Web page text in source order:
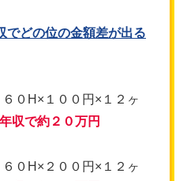
でどの位の金額差が出る
０H×１００円×１２ヶ
年収で約２０万円
０H×２００円×１２ヶ